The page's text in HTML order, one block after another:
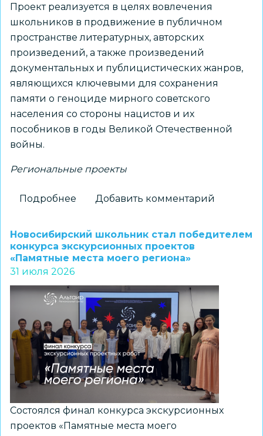
Проект реализуется в целях вовлечения
школьников в продвижение в публичном
пространстве литературных, авторских
произведений, а также произведений
документальных и публицистических жанров,
являющихся ключевыми для сохранения
памяти о геноциде мирного советского
населения со стороны нацистов и их
пособников в годы Великой Отечественной
войны.
Региональные проекты
Подробнее
школьники
стали
призерами
конкурса
«Без
срока
давности.
Память,
отражённая
поколениями»
Добавить комментарий
Новосибирский школьник стал победителем
конкурса экскурсионных проектов
«Памятные места моего региона»
31 июля 2026
Состоялся финал конкурса экскурсионных
проектов «Памятные места моего